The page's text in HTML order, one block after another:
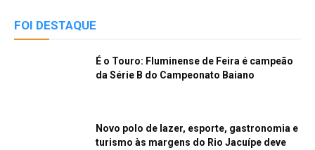
FOI DESTAQUE
É o Touro: Fluminense de Feira é campeão
da Série B do Campeonato Baiano
Novo polo de lazer, esporte, gastronomia e
turismo às margens do Rio Jacuípe deve